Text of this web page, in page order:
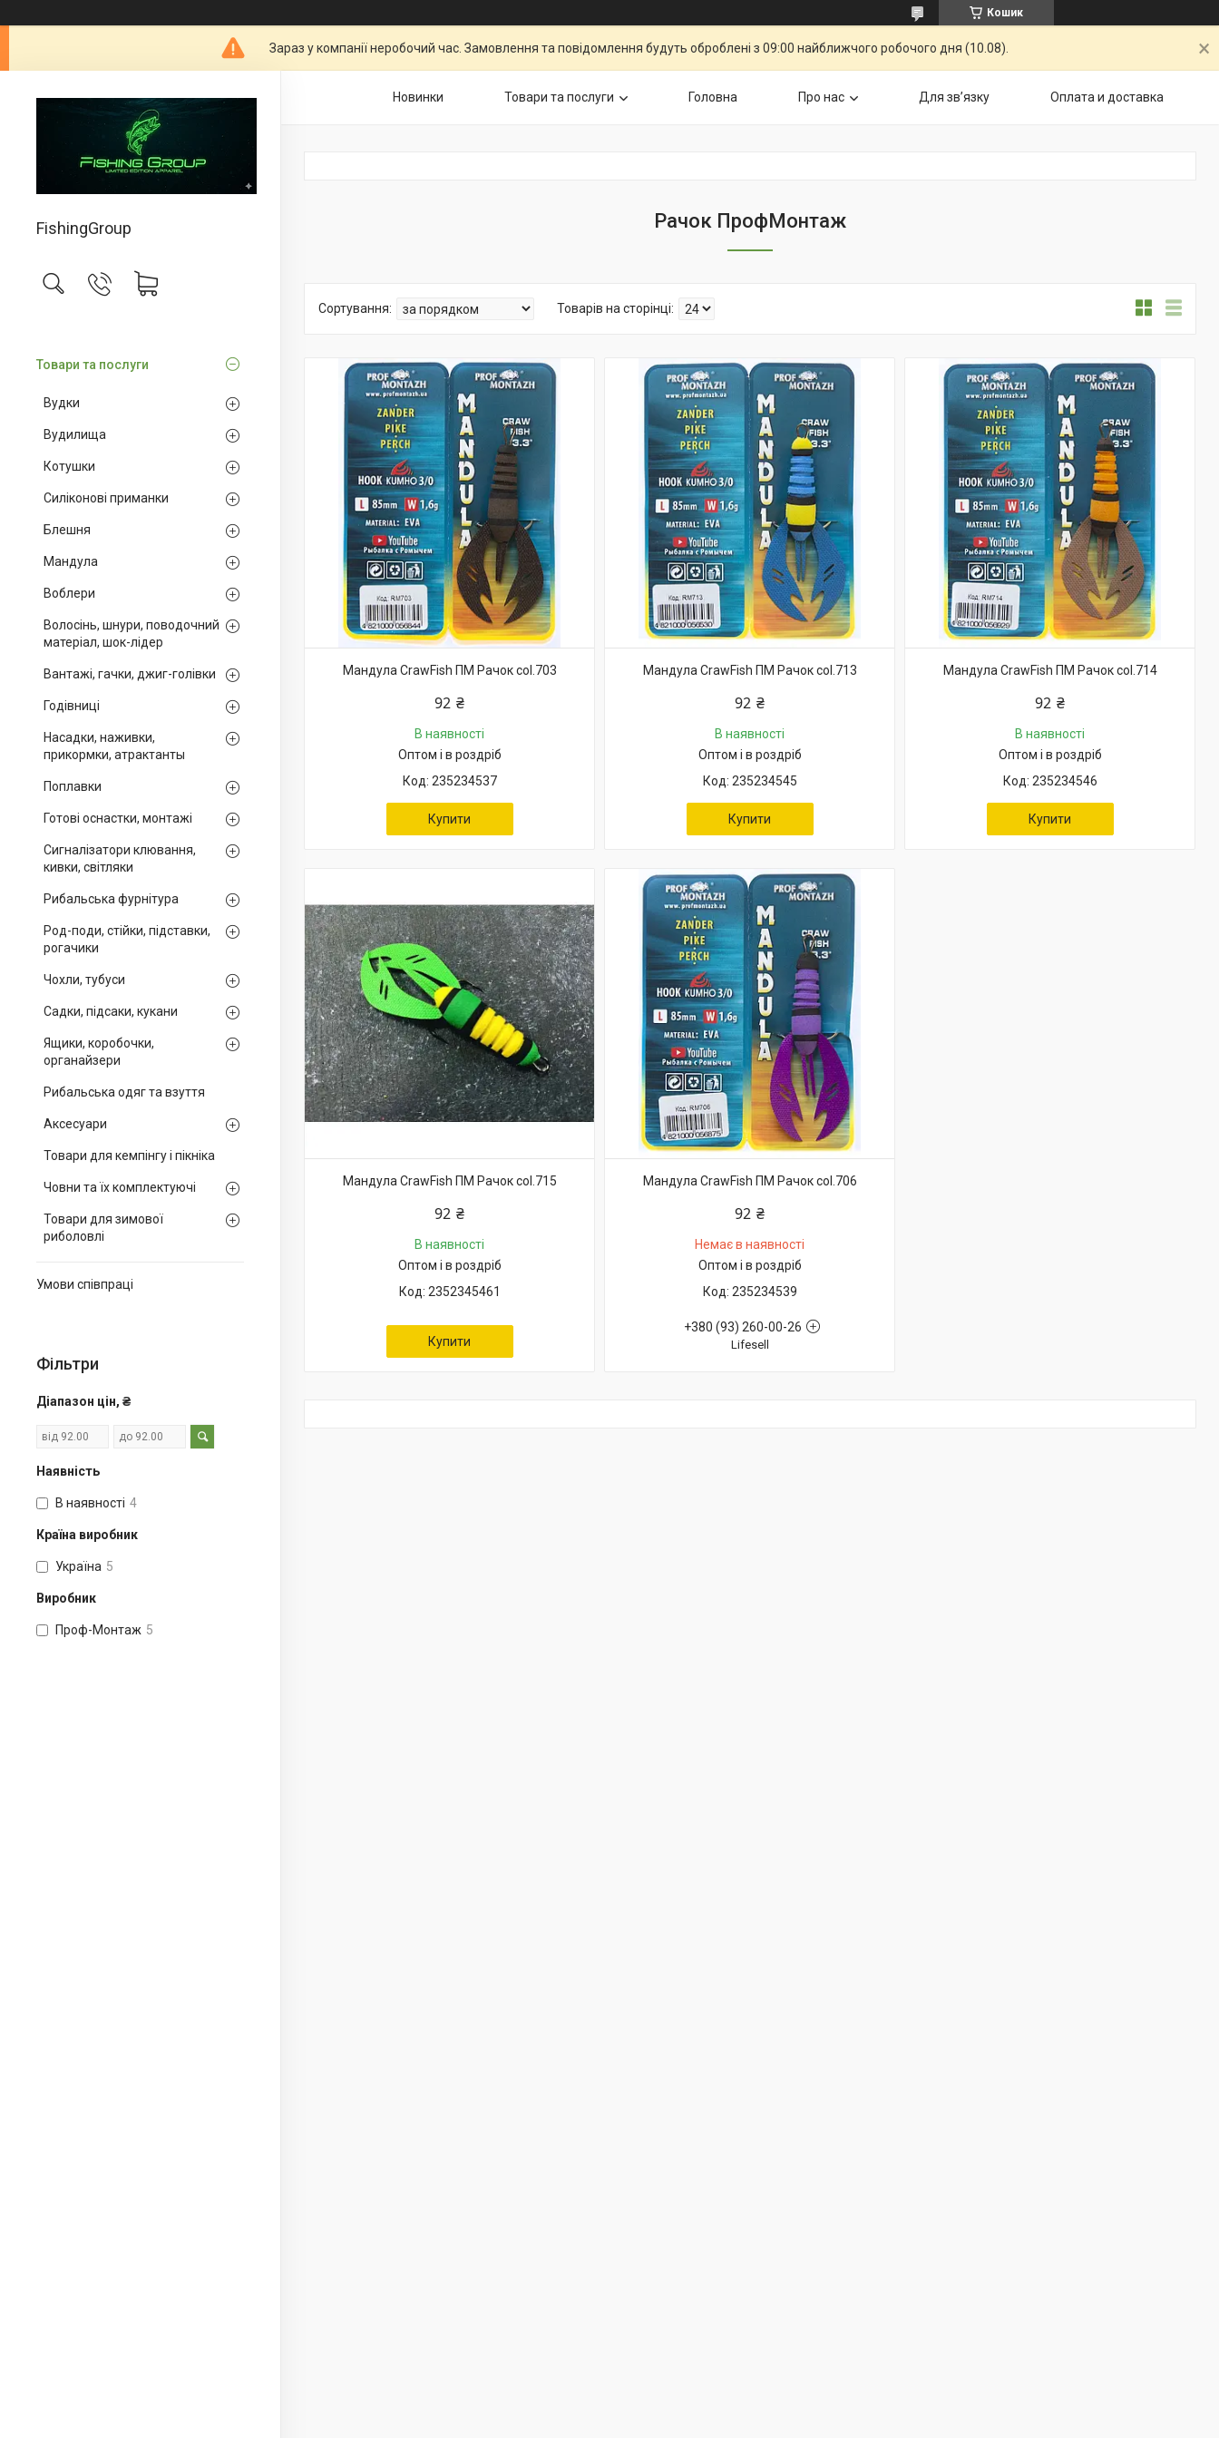
Кошик
Зараз у компанії неробочий час. Замовлення та повідомлення будуть оброблені з 09:00 найближчого робочого дня (10.08).
FishingGroup
Товари та послуги
Вудки
Вудилища
Котушки
Силіконові приманки
Блешня
Мандула
Воблери
Волосінь, шнури, поводочний
матеріал, шок-лідер
Вантажі, гачки, джиг-голівки
Годівниці
Насадки, наживки,
прикормки, атрактанты
Поплавки
Готові оснастки, монтажі
Сигналізатори клювання,
кивки, світляки
Рибальська фурнітура
Род-поди, стійки, підставки,
рогачики
Чохли, тубуси
Садки, підсаки, кукани
Ящики, коробочки,
органайзери
Рибальська одяг та взуття
Аксесуари
Товари для кемпінгу і пікніка
Човни та їх комплектуючі
Товари для зимової
риболовлі
Умови співпраці
Фільтри
Діапазон цін, ₴
Наявність
В наявності 4
Країна виробник
Україна 5
Виробник
Проф-Монтаж 5
Новинки Товари та послуги Головна Про нас Для звʼязку Оплата и доставка
Рачок ПрофМонтаж
Мандула CrawFish ПМ Рачок col.703
92 ₴
В наявності
Оптом і в роздріб
235234537
Купити
Мандула CrawFish ПМ Рачок col.713
92 ₴
В наявності
Оптом і в роздріб
235234545
Купити
Мандула CrawFish ПМ Рачок col.714
92 ₴
В наявності
Оптом і в роздріб
235234546
Купити
Мандула CrawFish ПМ Рачок col.715
92 ₴
В наявності
Оптом і в роздріб
2352345461
Купити
Мандула CrawFish ПМ Рачок col.706
92 ₴
Немає в наявності
Оптом і в роздріб
235234539
+380 (93) 260-00-26
Lifesell